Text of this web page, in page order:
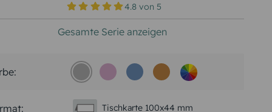
4.8von 5
Gesamte Serie anzeigen
Tischkarte 100x44 mm